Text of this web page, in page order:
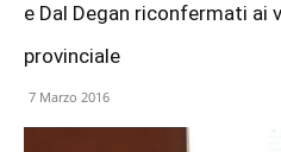
e Dal Degan riconfermati ai
provinciale
7 Marzo 2016